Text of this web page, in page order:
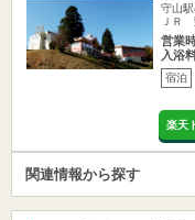
守山
ＪＲ
営業
入浴
宿泊
楽天
関連情報から探す